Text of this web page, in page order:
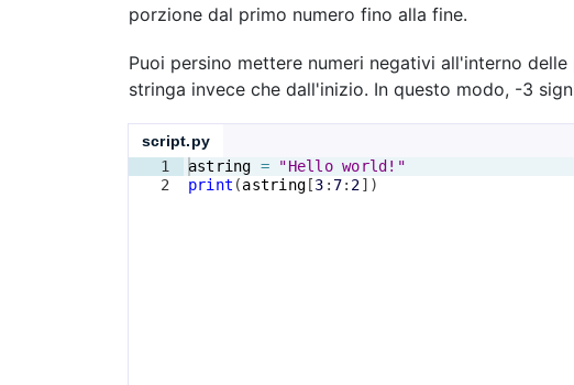
porzione dal primo numero fino alla fine.
Puoi persino mettere numeri negativi all'interno
stringa invece che dall'inizio. In questo modo, -3
script.py
1
2
astring =
"Hello world!"
print (astring [3 : 7: 2])